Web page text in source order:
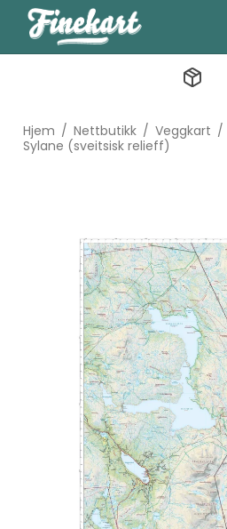
Hjem / Nettbutikk / Veggkart /
Sylane (sveitsisk relieff)